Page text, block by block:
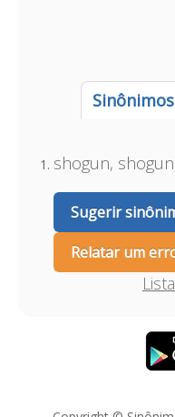
Sinônimos
shogun,
Sugerir
Relatar um